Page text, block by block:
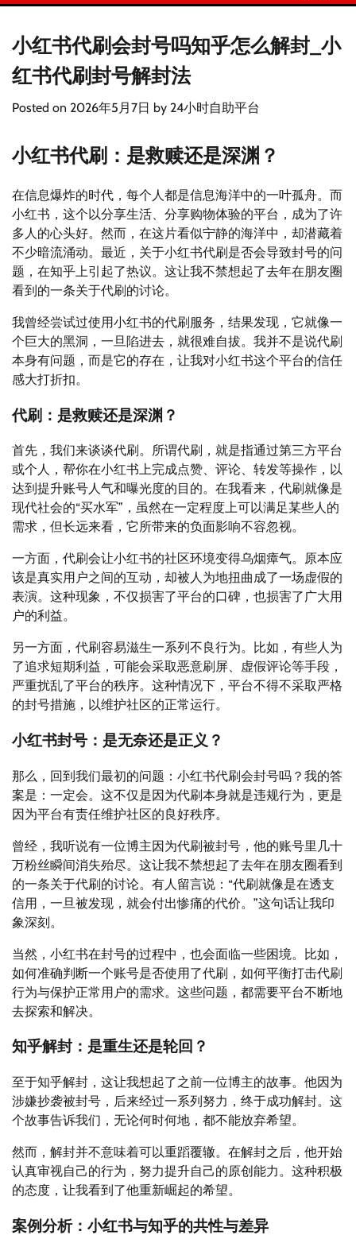
小红书代刷会封号吗知乎怎么解封_小
红书代刷封号解封法
Posted on 2026年5月7日 by 24小时自助平台
小红书代刷：是救赎还是深渊？
在信息爆炸的时代，每个人都是信息海洋中的一叶孤舟。而
小红书，这个以分享生活、分享购物体验的平台，成为了许
多人的心头好。然而，在这片看似宁静的海洋中，却潜藏着
不少暗流涌动。最近，关于小红书代刷是否会导致封号的问
题，在知乎上引起了热议。这让我不禁想起了去年在朋友圈
看到的一条关于代刷的讨论。
我曾经尝试过使用小红书的代刷服务，结果发现，它就像一
个巨大的黑洞，一旦陷进去，就很难自拔。我并不是说代刷
本身有问题，而是它的存在，让我对小红书这个平台的信任
感大打折扣。
代刷：是救赎还是深渊？
首先，我们来谈谈代刷。所谓代刷，就是指通过第三方平台
或个人，帮你在小红书上完成点赞、评论、转发等操作，以
达到提升账号人气和曝光度的目的。在我看来，代刷就像是
现代社会的“买水军”，虽然在一定程度上可以满足某些人的
需求，但长远来看，它所带来的负面影响不容忽视。
一方面，代刷会让小红书的社区环境变得乌烟瘴气。原本应
该是真实用户之间的互动，却被人为地扭曲成了一场虚假的
表演。这种现象，不仅损害了平台的口碑，也损害了广大用
户的利益。
另一方面，代刷容易滋生一系列不良行为。比如，有些人为
了追求短期利益，可能会采取恶意刷屏、虚假评论等手段，
严重扰乱了平台的秩序。这种情况下，平台不得不采取严格
的封号措施，以维护社区的正常运行。
小红书封号：是无奈还是正义？
那么，回到我们最初的问题：小红书代刷会封号吗？我的答
案是：一定会。这不仅是因为代刷本身就是违规行为，更是
因为平台有责任维护社区的良好秩序。
曾经，我听说有一位博主因为代刷被封号，他的账号里几十
万粉丝瞬间消失殆尽。这让我不禁想起了去年在朋友圈看到
的一条关于代刷的讨论。有人留言说：“代刷就像是在透支
信用，一旦被发现，就会付出惨痛的代价。”这句话让我印
象深刻。
当然，小红书在封号的过程中，也会面临一些困境。比如，
如何准确判断一个账号是否使用了代刷，如何平衡打击代刷
行为与保护正常用户的需求。这些问题，都需要平台不断地
去探索和解决。
知乎解封：是重生还是轮回？
至于知乎解封，这让我想起了之前一位博主的故事。他因为
涉嫌抄袭被封号，后来经过一系列努力，终于成功解封。这
个故事告诉我们，无论何时何地，都不能放弃希望。
然而，解封并不意味着可以重蹈覆辙。在解封之后，他开始
认真审视自己的行为，努力提升自己的原创能力。这种积极
的态度，让我看到了他重新崛起的希望。
案例分析：小红书与知乎的共性与差异